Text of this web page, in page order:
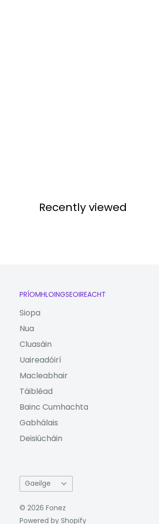
Recently viewed
PRÍOMHLOINGSEOIREACHT
Siopa
Nua
Cluasáin
Uaireadóirí
Macleabhair
Táibléad
Bainc Cumhachta
Gabhálais
Deisiúcháin
Teanga
Gaeilge
© 2026 Fonez
Powered by Shopify